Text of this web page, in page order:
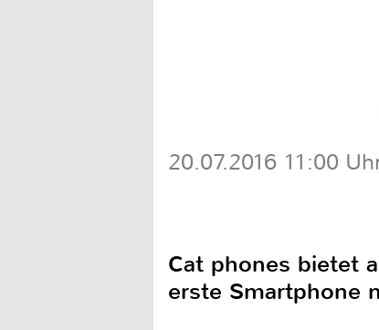
20.07.2016 11:00
Cat phones bietet
erste Smartphone